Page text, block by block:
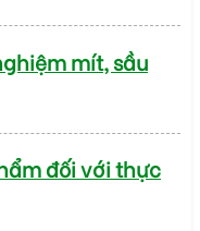
mít, sầu
đối với thực